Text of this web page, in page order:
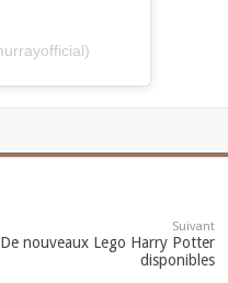
Suivant
De nouveaux Lego Harry Potter
disponibles